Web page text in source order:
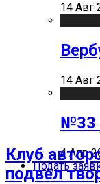
14 Авг
14 Авг
№33
4 Апр
Подать
Клуб
подвел